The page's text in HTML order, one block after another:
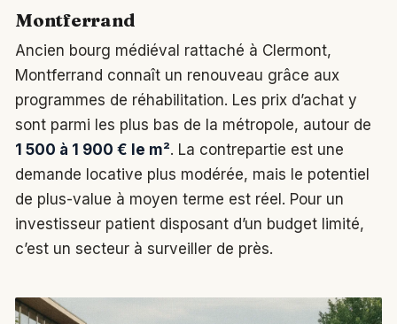
Montferrand
Ancien bourg médiéval rattaché à Clermont,
Montferrand connaît un renouveau grâce aux
programmes de réhabilitation. Les prix d’achat y
sont parmi les plus bas de la métropole, autour de
1 500 à 1 900 € le m². La contrepartie est une
demande locative plus modérée, mais le potentiel
de plus-value à moyen terme est réel. Pour un
investisseur patient disposant d’un budget limité,
c’est un secteur à surveiller de près.